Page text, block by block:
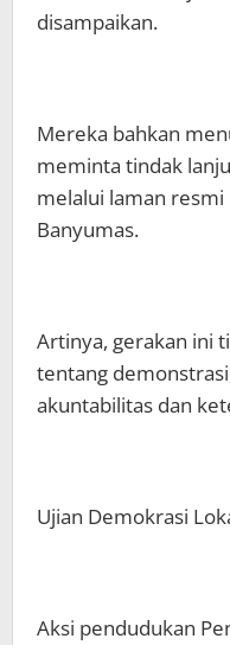
disampaikan.
Mereka bahkan
meminta tindak
melalui laman
Banyumas.
Artinya, gerakan ini
tentang
akuntabilitas dan
Ujian Demokrasi
Aksi pendudukan